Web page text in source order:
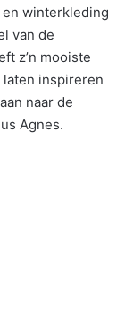
winterkleding
van de
z’n mooiste
laten inspireren
naar de
Agnes.